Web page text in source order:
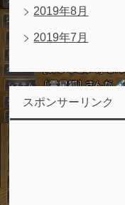
2019年8月
2019年7月
スポンサーリンク